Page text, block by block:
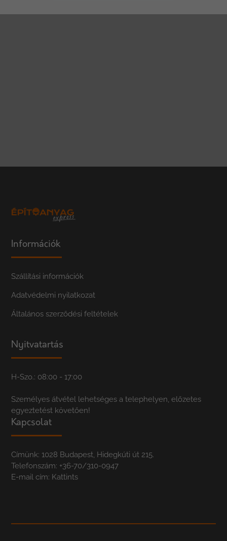
Információk
Szállítási információk
Adatvédelmi nyilatkozat
Általános szerződési feltételek
Nyitvatartás
H-Szo.: 08:00 - 17:00
Személyes átvétel lehetséges a telephelyen, előzetes
egyeztetést követően!
Kapcsolat
Címünk: 1028 Budapest, Hidegkúti út 215.
Telefonszám: +36-70/310-0947
E-mail cím: Kattints